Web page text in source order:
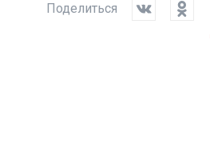
Поделиться